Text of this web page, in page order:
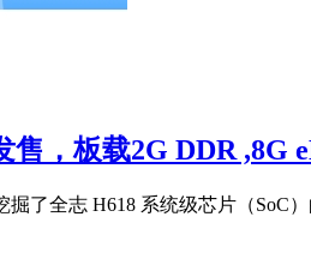
，板载2G DDR ,8G
了全志 H618 系统级芯片（